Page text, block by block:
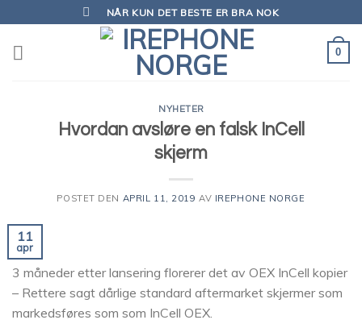
to
content
NÅR KUN DET BESTE ER BRA NOK
0
NYHETER
Hvordan avsløre en falsk InCell
skjerm
POSTET DEN APRIL 11, 2019 AV IREPHONE NORGE
11
apr
3 måneder etter lansering florerer det av OEX InCell kopier
– Rettere sagt dårlige standard aftermarket skjermer som
markedsføres som som InCell OEX.